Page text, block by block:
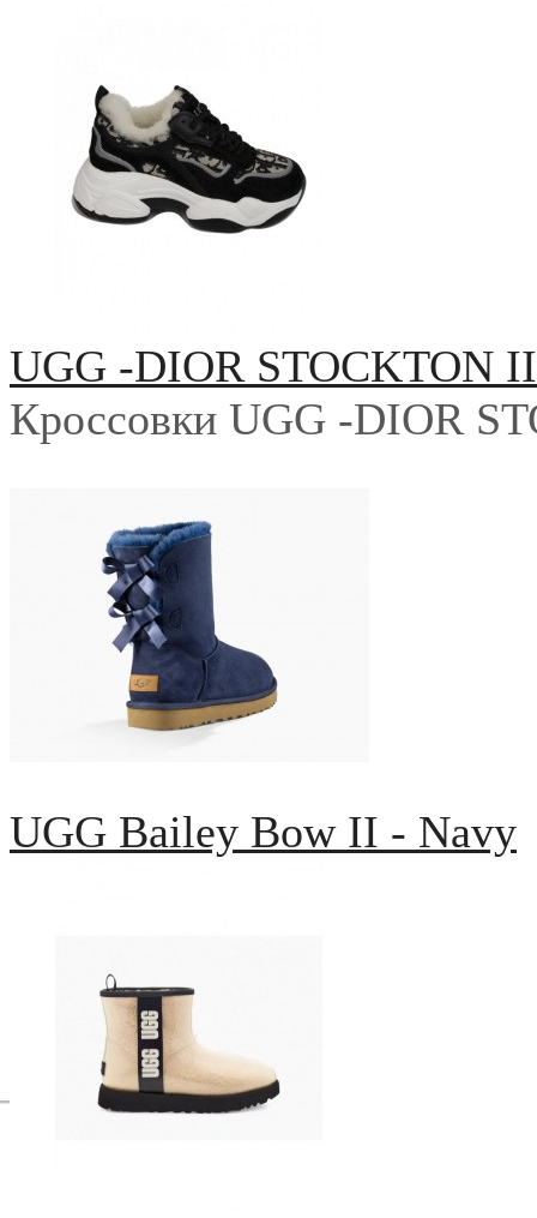
UGG -DIOR STOCKTON
Кроссовки UGG -DIOR
UGG Bailey Bow II - Navy